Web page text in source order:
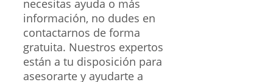
necesitas ayuda o más
información, no dudes en
contactarnos de forma
gratuita. Nuestros expertos
están a tu disposición para
asesorarte y ayudarte a